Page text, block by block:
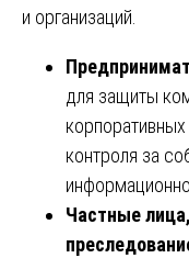
и организаций.
для защиты
контроля за
Частные